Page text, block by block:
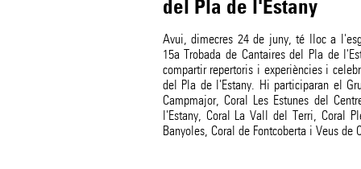
del Pla de l'Estany
Avui, dimecres 24 de juny, té lloc a
15a Trobada de Cantaires del Pla de
compartir repertoris i experiències i
del Pla de l'Estany. Hi participaran el
Campmajor, Coral Les Estunes del
l'Estany, Coral La Vall del Terri, Coral
Banyoles, Coral de Fontcoberta i Veus de